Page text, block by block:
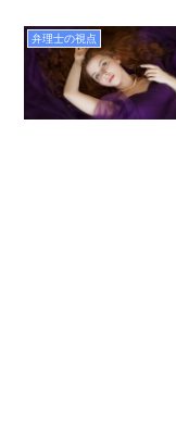
弁理士の視点